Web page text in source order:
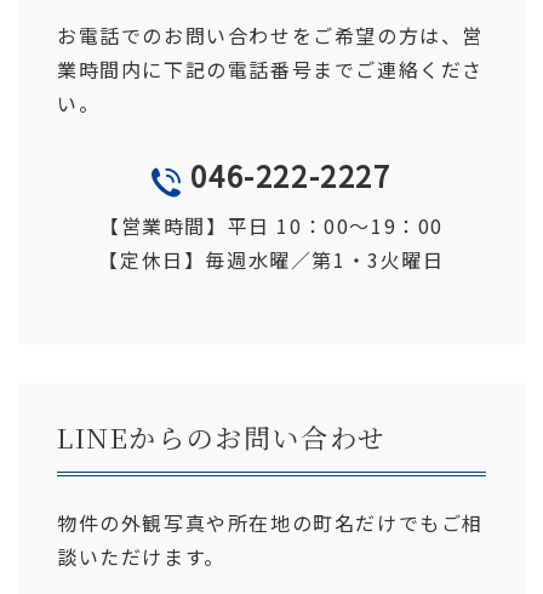
お電話でのお問い合わせをご希望の方は、営
業時間内に下記の電話番号までご連絡くださ
い。
TEL
046-222-2227
【営業時間】平日 10：00〜19 ： 00
【定休日】 毎週水曜／第1・3火曜日
LINEからのお問い合わせ
物件の外観写真や所在地の町名だけでもご相
談いただけます。